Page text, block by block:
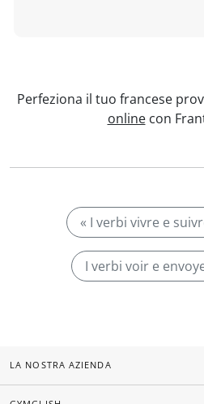
Perfeziona il tuo francese
onlinecon
« I verbi vivre e
I verbi voir e
LA NOSTRA AZIENDA